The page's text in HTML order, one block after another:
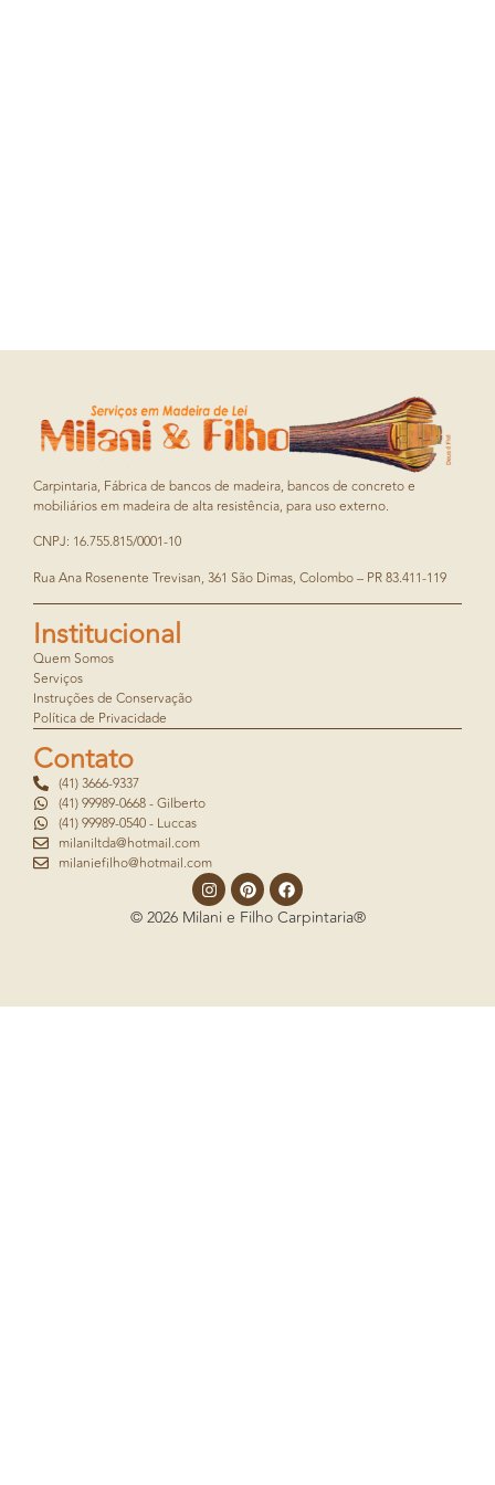
Carpintaria, Fábrica de bancos de madeira, bancos de concreto e
mobiliários em madeira de alta resistência, para uso externo.
CNPJ: 16.755.815/0001-10
Rua Ana Rosenente Trevisan, 361 São Dimas, Colombo – PR 83.411-119
Institucional
Quem Somos
Serviços
Instruções de Conservação
Política de Privacidade
Contato
(41) 3666-9337
(41) 99989-0668 - Gilberto
(41) 99989-0540 - Luccas
milaniltda@hotmail.com
milaniefilho@hotmail.com
© 2026 Milani e Filho Carpintaria®